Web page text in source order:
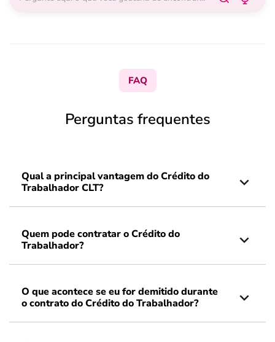
FAQ
Perguntas frequentes
Qual a principal vantagem do Crédito do
Trabalhador CLT?
Quem pode contratar o Crédito do
Trabalhador?
O que acontece se eu for demitido durante
o contrato do Crédito do Trabalhador?